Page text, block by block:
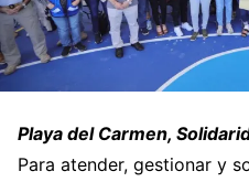
Playa del Carmen,
Para atender, gestionar y